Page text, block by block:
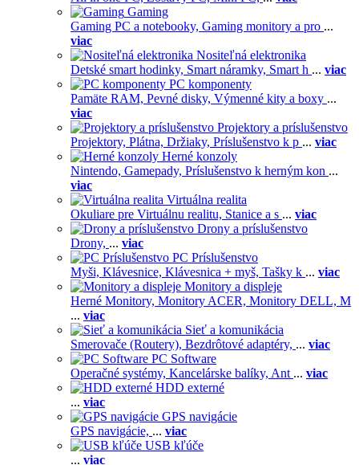
Gaming
Gaming PC a notebooky, Gaming monitory a pro ...
viac
Nositeľná elektronika
Detské smart hodinky, Smart náramky, Smart h ... viac
PC komponenty
Pamäte RAM, Pevné disky, Výmenné kity a boxy ...
viac
Projektory a príslušenstvo
Projektory, Plátna, Držiaky, Príslušenstvo k p ... viac
Herné konzoly
Nintendo, Gamepady, Príslušenstvo k herným kon ...
viac
Virtuálna realita
Okuliare pre Virtuálnu realitu, Stanice a s ... viac
Drony a príslušenstvo
Drony, ... viac
PC Príslušenstvo
Myši, Klávesnice, Klávesnica + myš, Tašky k ... viac
Monitory a displeje
Herné Monitory, Monitory ACER, Monitory DELL, M
... viac
Sieť a komunikácia
Smerovače (Routery), Bezdrôtové adaptéry, ... viac
PC Software
Operačné systémy, Kancelárske balíky, Ant ... viac
HDD externé
... viac
GPS navigácie
GPS navigácie, ... viac
USB kľúče
... viac